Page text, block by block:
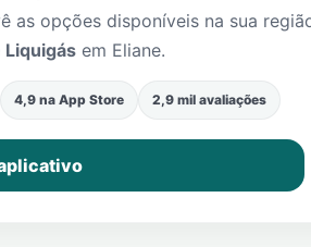
as opções disponíveis na sua
em Eliane.
4,9 na App Store 2,9 mil avaliações